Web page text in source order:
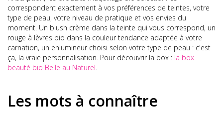
correspondent exactement à vos préférences de teintes, votre
type de peau, votre niveau de pratique et vos envies du
moment. Un blush crème dans la teinte qui vous correspond, un
rouge à lèvres bio dans la couleur tendance adaptée à votre
carnation, un enlumineur choisi selon votre type de peau : c'est
ça, la vraie personnalisation. Pour découvrir la box : la box
beauté bio Belle au Naturel
Les mots à connaître